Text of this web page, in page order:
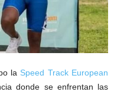
la Speed Track European
donde se enfrentan las